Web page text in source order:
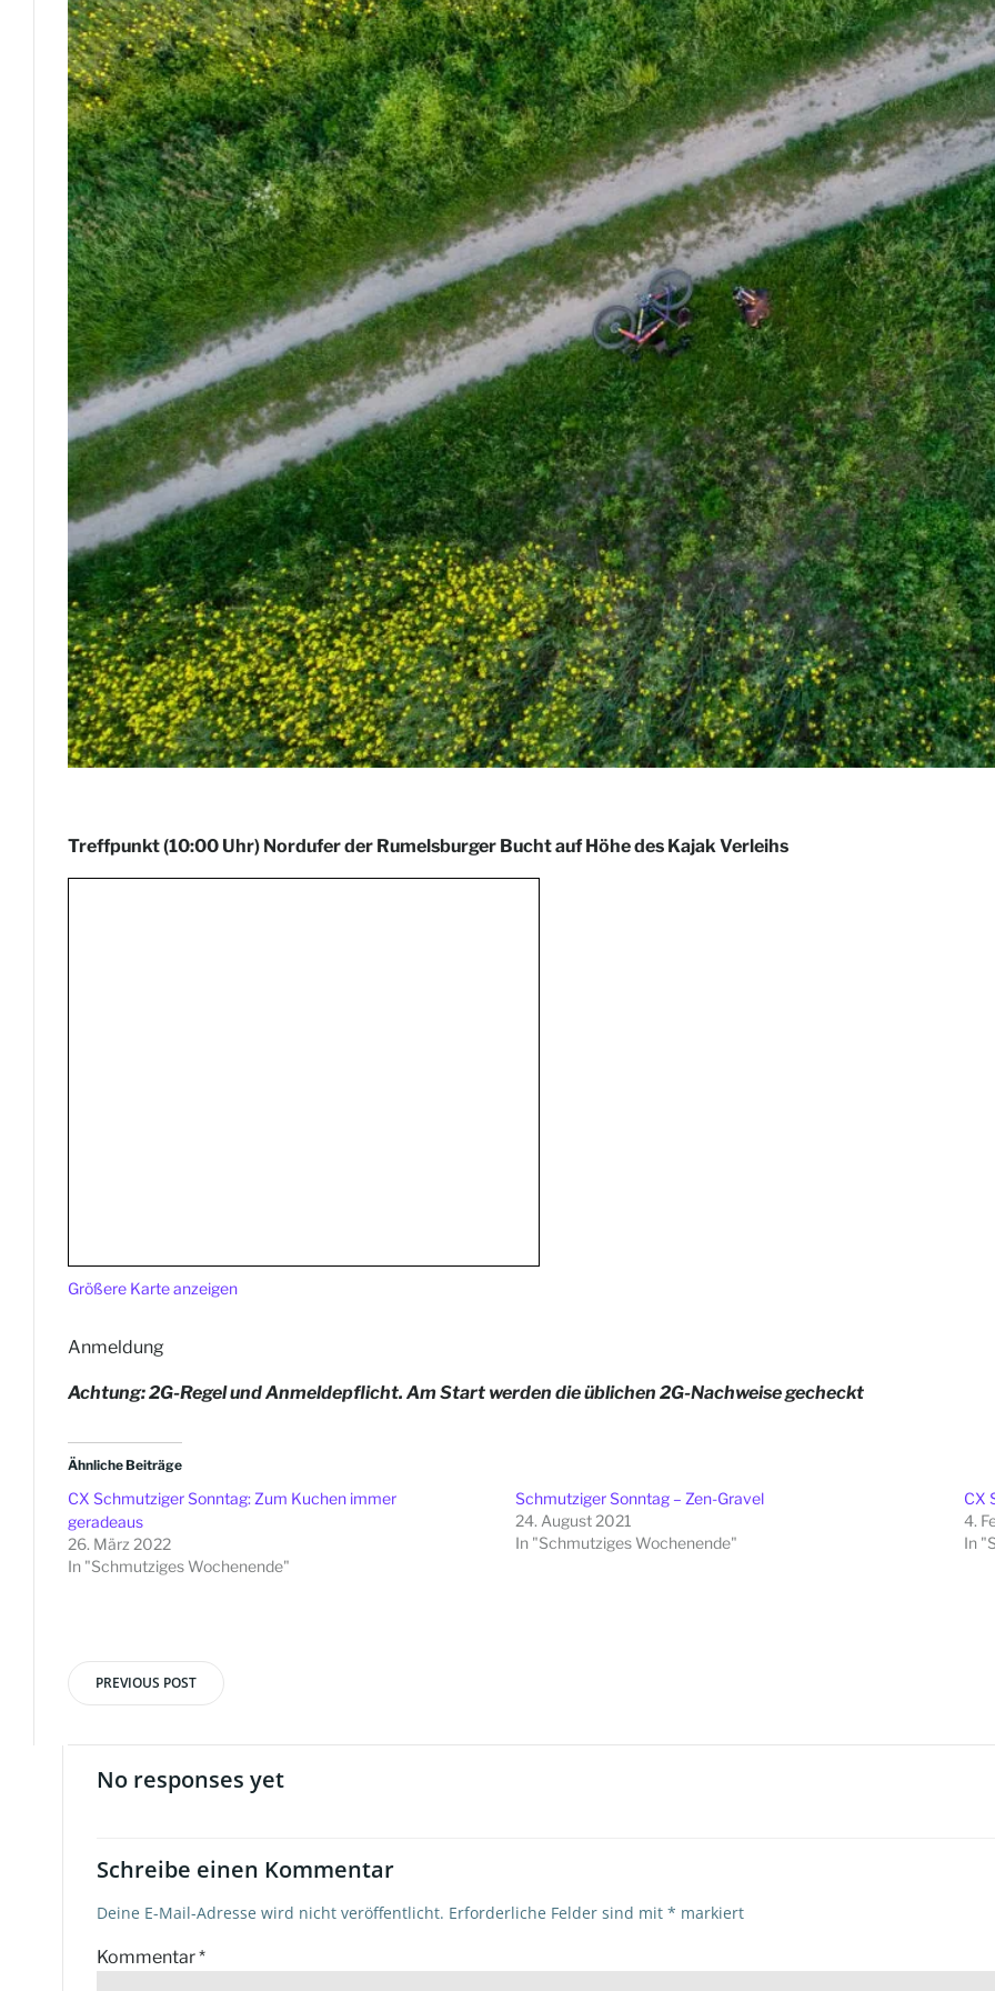
Treffpunkt (10:00 Uhr) Nordufer der Rumelsburger Bucht auf Höhe des Kajak Verleihs
Größere Karte anzeigen
Anmeldung
Achtung: 2G-Regel und Anmeldepflicht. Am Start werden die üblichen 2G-Nachweise gecheckt
Ähnliche Beiträge
CX Schmutziger Sonntag: Zum Kuchen immer
geradeaus
26. März 2022
In "Schmutziges Wochenende"
Schmutziger Sonntag – Zen-Gravel
24. August 2021
In "Schmutziges Wochenende"
CX
4.
In
Beitragsnavigation
PREVIOUS POST
No responses yet
Schreibe einen Kommentar
Deine E-Mail-Adresse wird nicht veröffentlicht. Erforderliche Felder sind mit * markiert
Kommentar*